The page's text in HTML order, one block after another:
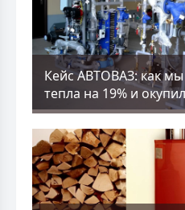
Кейс АВТОВАЗ: как
тепла на 19% и